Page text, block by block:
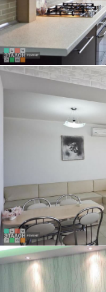
КУХНЯ ПЛАВНО